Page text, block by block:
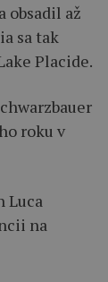
obsadil až
sa tak
Placide.
roku v
Luca
na